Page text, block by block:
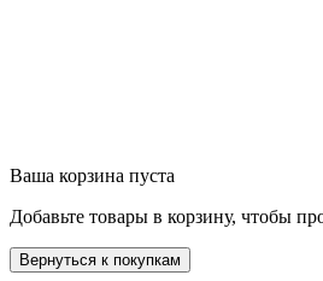
Ваша корзина пуста
Добавьте товары в корзину, чтобы
Вернуться к покупкам